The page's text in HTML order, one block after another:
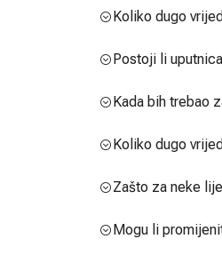
Koliko dugo
Postoji li
Kada bih trebao
Koliko dugo
Zašto za neke
Mogu li